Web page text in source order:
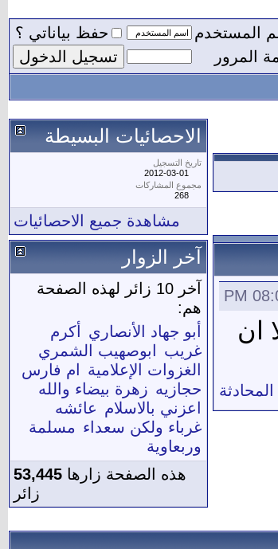
المستخدم
حفظ بياناتي ؟
المرور
ان
الاحصائيات البسيطة
تاريخ التسجيل
2012-03-01
مجموع المشاركات
268
مشاهدة جميع الاحصائيات
آخر الزوار
آخر 10 زائر لهذه الصفحة
هم:
أبو جهاد الأنصاري
أكرم
غريب
ابوصهيب الشمري
الغزوات الإعلامية
ام فارس
حجازيه زهرة بيضاء والله
اعزني بالاسلام عائشه
غرباء ولكن سعداء مسلمة
وربعاوية
هذه الصفحة زارها 53,445
زائر